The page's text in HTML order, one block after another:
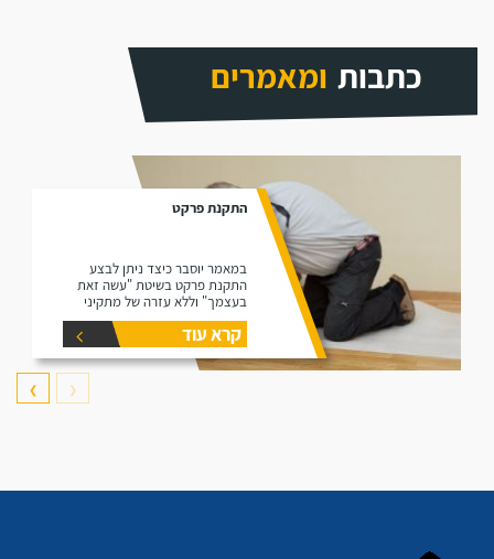
כתבות ומאמרים
התקנת פרקט
במאמר יוסבר כיצד ניתן לבצע
התקנת פרקט בשיטת "עשה זאת
בעצמך" וללא עזרה של מתקיני
פרקטים.
קרא עוד
❮
❯